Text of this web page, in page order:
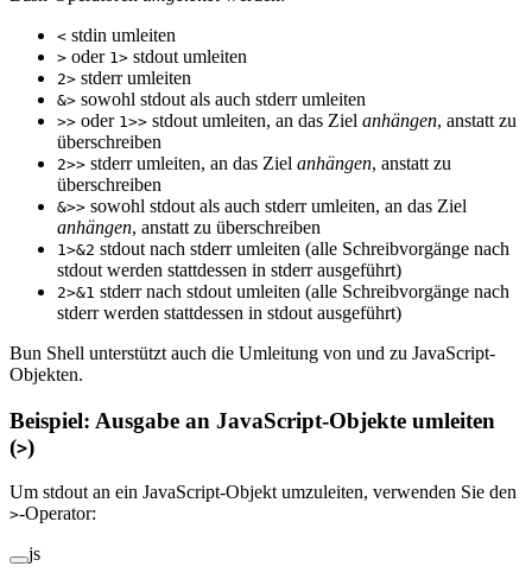
< stdin umleiten
> oder 1> stdout umleiten
2> stderr umleiten
&> sowohl stdout als auch stderr umleiten
>> oder 1>> stdout umleiten, an das Ziel anhängen, anstatt zu
überschreiben
2>> stderr umleiten, an das Ziel anhängen, anstatt zu
überschreiben
&>> sowohl stdout als auch stderr umleiten, an das Ziel
anhängen, anstatt zu überschreiben
1>&2 stdout nach stderr umleiten (alle Schreibvorgänge nach
stdout werden stattdessen in stderr ausgeführt)
2>&1 stderr nach stdout umleiten (alle Schreibvorgänge nach
stderr werden stattdessen in stdout ausgeführt)
Bun Shell unterstützt auch die Umleitung von und zu JavaScript-
Objekten.
Beispiel: Ausgabe an JavaScript-Objekte umleiten
(>)
Um stdout an ein JavaScript-Objekt umzuleiten, verwenden Sie den
>-Operator:
js